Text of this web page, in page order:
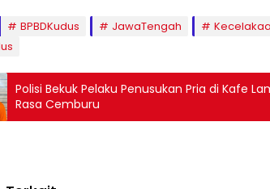
BPBDKudus JawaTengah
Polisi Bekuk Pelaku Penusukan Pria di Kafe
Rasa Cemburu